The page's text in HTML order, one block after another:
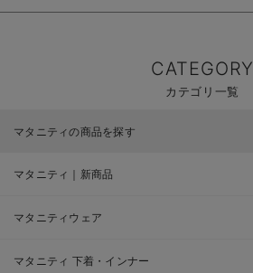
CATEGORY
カテゴリ一覧
マタニティの商品を探す
マタニティ｜新商品
マタニティウェア
マタニティ 下着・インナー